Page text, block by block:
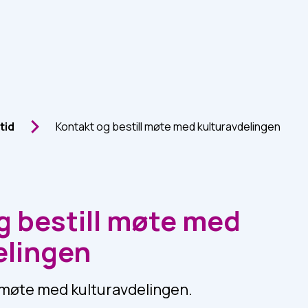
Kontakt og bestill møte med kulturavdelingen
bestill møte med
med kulturavdelingen.